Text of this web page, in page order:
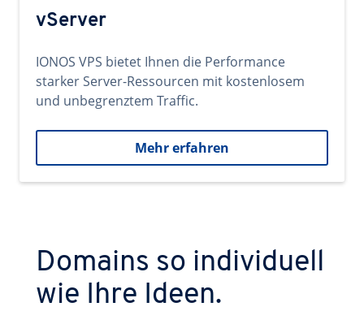
vServer
IONOS VPS bietet Ihnen die Performance
starker Server-Ressourcen mit kostenlosem
und unbegrenztem Traffic.
Mehr erfahren
Domains so individuell
wie Ihre Ideen.